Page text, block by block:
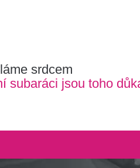
srdcem
subaráci jsou toho